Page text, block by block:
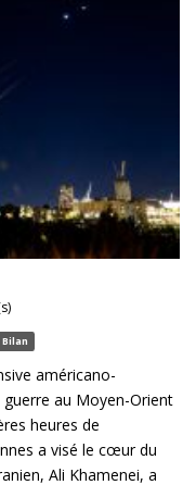
Bilan
américano-
guerre au Moyen-Orient
heures de
a visé le cœur du
Ali Khamenei, a